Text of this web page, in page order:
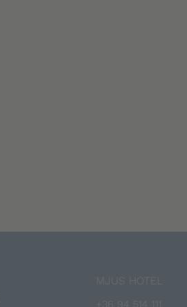
MJUS HOTEL
+36 94 514 111